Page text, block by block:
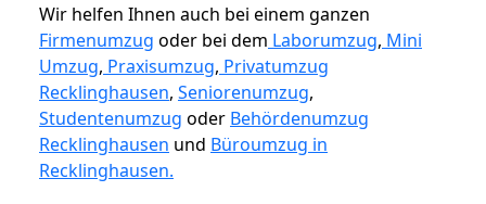
Wir helfen Ihnen auch bei einem ganzen
Firmenumzug oder bei dem Laborumzug, Mini
Umzug, Praxisumzug, Privatumzug
Recklinghausen, Seniorenumzug,
Studentenumzug oder Behördenumzug
Recklinghausen und Büroumzug in
Recklinghausen.